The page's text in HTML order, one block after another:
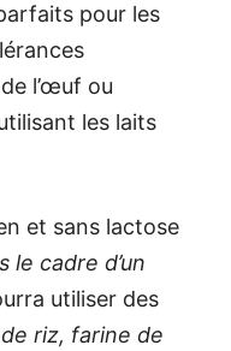
pour les
l’œuf ou
les laits
et sans lactose
le cadre d’un
utiliser des
riz, farine de